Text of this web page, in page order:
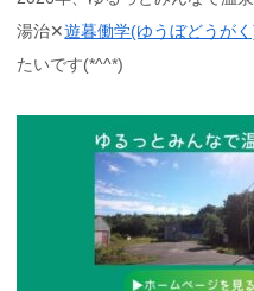
湯治✕遊暮働学(ゆうぼどうが
たいです(*^^*)